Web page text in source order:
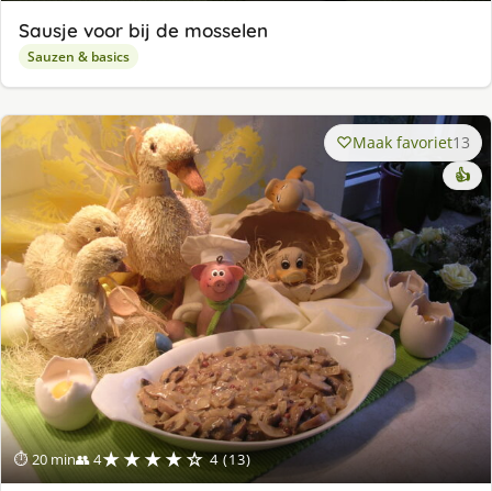
Sausje voor bij de mosselen
Sauzen & basics
⏱ 20 min👥 4★★★★☆ 4 (13)
Maak favoriet13
👍